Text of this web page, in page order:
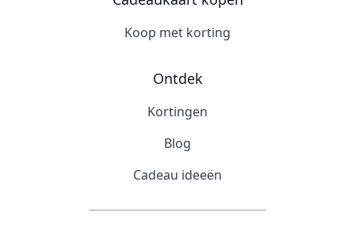
Koop met korting
Ontdek
Kortingen
Blog
Cadeau ideeën